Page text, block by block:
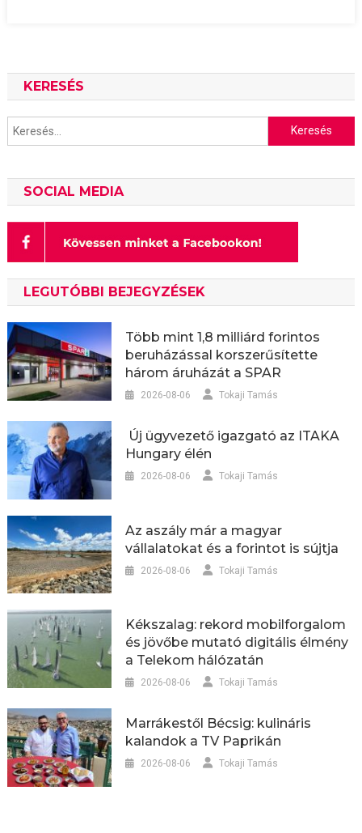
KERESÉS
Keresés:
SOCIAL MEDIA
LEGUTÓBBI BEJEGYZÉSEK
Több mint 1,8 milliárd forintos
beruházással korszerűsítette
három áruházát a SPAR
2026-08-06 Tokaji Tamás
Új ügyvezető igazgató az ITAKA
Hungary élén
2026-08-06 Tokaji Tamás
Az aszály már a magyar
vállalatokat és a forintot is sújtja
2026-08-06 Tokaji Tamás
Kékszalag: rekord mobilforgalom
és jövőbe mutató digitális élmény
a Telekom hálózatán
2026-08-06 Tokaji Tamás
Marrákestől Bécsig: kulináris
kalandok a TV Paprikán
2026-08-06 Tokaji Tamás